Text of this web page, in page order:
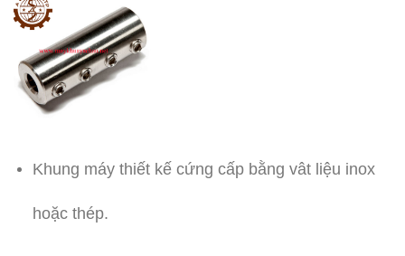
Khung máy thiết kế cứng cấp bằng vât liệu inox
hoặc thép.